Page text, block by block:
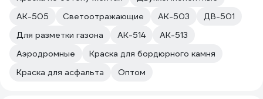
АК-505
Светоотражающие АК-503
ДВ-501
Для разметки газона
АК-514
АК-513
Аэродромные
Краска для бордюрного камня
Краска для асфальта
Оптом